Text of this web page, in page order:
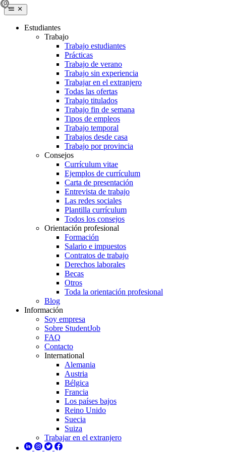
Estudiantes
Trabajo
Trabajo estudiantes
Prácticas
Trabajo de verano
Trabajo sin experiencia
Trabajar en el extranjero
Todas las ofertas
Trabajo titulados
Trabajo fin de semana
Tipos de empleos
Trabajo temporal
Trabajos desde casa
Trabajo por provincia
Consejos
Currículum vitae
Ejemplos de currículum
Carta de presentación
Entrevista de trabajo
Las redes sociales
Plantilla currículum
Todos los consejos
Orientación profesional
Formación
Salario e impuestos
Contratos de trabajo
Derechos laborales
Becas
Otros
Toda la orientación profesional
Blog
Información
Soy empresa
Sobre StudentJob
FAQ
Contacto
International
Alemania
Austria
Bélgica
Francia
Los países bajos
Reino Unido
Suecia
Suiza
Trabajar en el extranjero